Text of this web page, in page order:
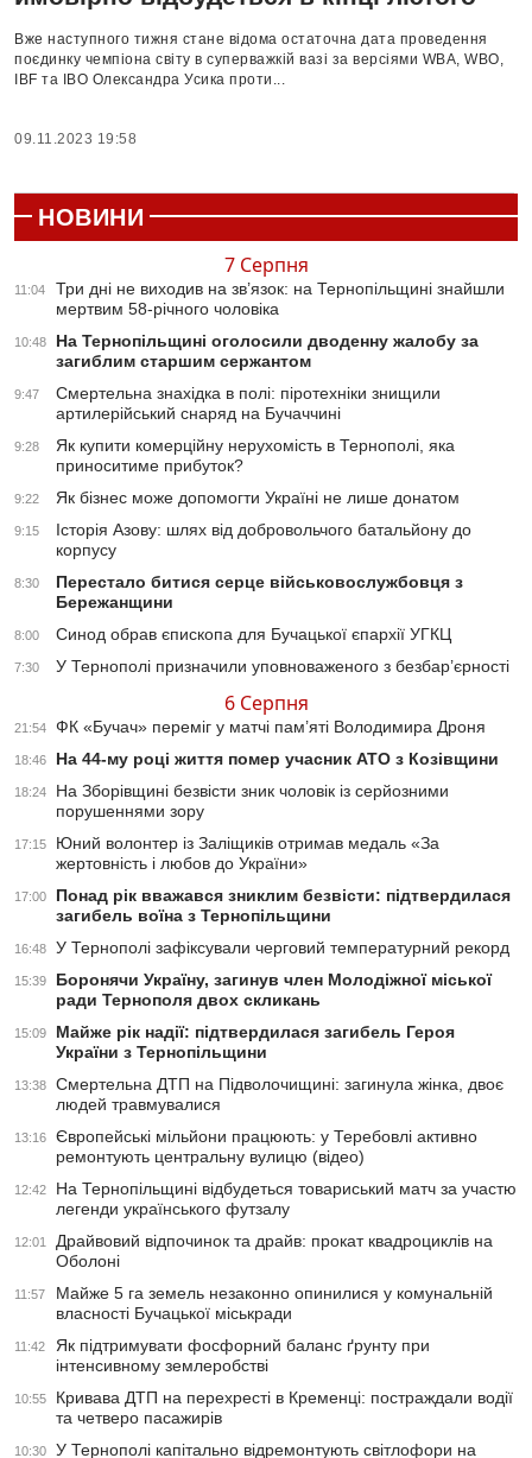
Вже наступного тижня стане відома остаточна дата проведення
поєдинку чемпіона світу в суперважкій вазі за версіями WBA, WBO,
IBF та IBO Олександра Усика проти...
09.11.2023 19:58
НОВИНИ
7 Серпня
11:04
Три дні не виходив на зв’язок: на Тернопільщині знайшли
мертвим 58-річного чоловіка
10:48
На Тернопільщині оголосили дводенну жалобу за
загиблим старшим сержантом
9:47
Смертельна знахідка в полі: піротехніки знищили
артилерійський снаряд на Бучаччині
9:28
Як купити комерційну нерухомість в Тернополі, яка
приноситиме прибуток?
9:22 Як бізнес може допомогти Україні не лише донатом
9:15
Історія Азову: шлях від добровольчого батальйону до
корпусу
8:30
Перестало битися серце військовослужбовця з
Бережанщини
8:00 Синод обрав єпископа для Бучацької єпархії УГКЦ
7:30 У Тернополі призначили уповноваженого з безбар’єрності
6 Серпня
21:54 ФК «Бучач» переміг у матчі пам’яті Володимира Дроня
18:46 На 44-му році життя помер учасник АТО з Козівщини
18:24
На Зборівщині безвісти зник чоловік із серйозними
порушеннями зору
17:15
Юний волонтер із Заліщиків отримав медаль «За
жертовність і любов до України»
17:00
Понад рік вважався зниклим безвісти: підтвердилася
загибель воїна з Тернопільщини
16:48 У Тернополі зафіксували черговий температурний рекорд
15:39
Боронячи Україну, загинув член Молодіжної міської
ради Тернополя двох скликань
15:09
Майже рік надії: підтвердилася загибель Героя
України з Тернопільщини
13:38
Смертельна ДТП на Підволочищині: загинула жінка, двоє
людей травмувалися
13:16
Європейські мільйони працюють: у Теребовлі активно
ремонтують центральну вулицю (відео)
12:42
На Тернопільщині відбудеться товариський матч за участю
легенди українського футзалу
12:01
Драйвовий відпочинок та драйв: прокат квадроциклів на
Оболоні
11:57
Майже 5 га земель незаконно опинилися у комунальній
власності Бучацької міськради
11:42
Як підтримувати фосфорний баланс ґрунту при
інтенсивному землеробстві
10:55
Кривава ДТП на перехресті в Кременці: постраждали водії
та четверо пасажирів
10:30 У Тернополі капітально відремонтують світлофори на